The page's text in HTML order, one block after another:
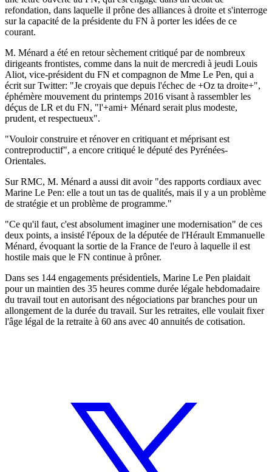
refondation, dans laquelle il prône des alliances à droite et s'interroge
sur la capacité de la présidente du FN à porter les idées de ce
courant.
M. Ménard a été en retour sèchement critiqué par de nombreux
dirigeants frontistes, comme dans la nuit de mercredi à jeudi Louis
Aliot, vice-président du FN et compagnon de Mme Le Pen, qui a
écrit sur Twitter: "Je croyais que depuis l'échec de +Oz ta droite+",
éphémère mouvement du printemps 2016 visant à rassembler les
déçus de LR et du FN, "l'+ami+ Ménard serait plus modeste,
prudent, et respectueux".
"Vouloir construire et rénover en critiquant et méprisant est
contreproductif", a encore critiqué le député des Pyrénées-
Orientales.
Sur RMC, M. Ménard a aussi dit avoir "des rapports cordiaux avec
Marine Le Pen: elle a tout un tas de qualités, mais il y a un problème
de stratégie et un problème de programme."
"Ce qu'il faut, c'est absolument imaginer une modernisation" de ces
deux points, a insisté l'époux de la députée de l'Hérault Emmanuelle
Ménard, évoquant la sortie de la France de l'euro à laquelle il est
hostile mais que le FN continue à prôner.
Dans ses 144 engagements présidentiels, Marine Le Pen plaidait
pour un maintien des 35 heures comme durée légale hebdomadaire
du travail tout en autorisant des négociations par branches pour un
allongement de la durée du travail. Sur les retraites, elle voulait fixer
l'âge légal de la retraite à 60 ans avec 40 annuités de cotisation.